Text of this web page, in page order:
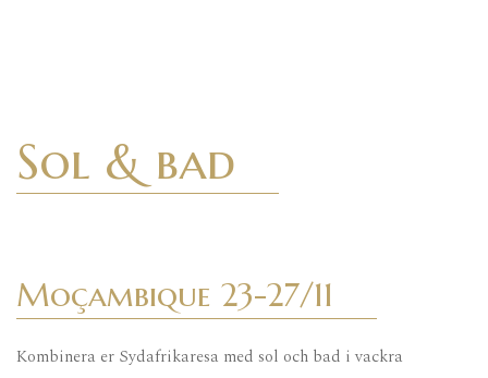
Sol & bad
Moçambique 23-27/11
Kombinera er Sydafrikaresa med sol och bad i vackra